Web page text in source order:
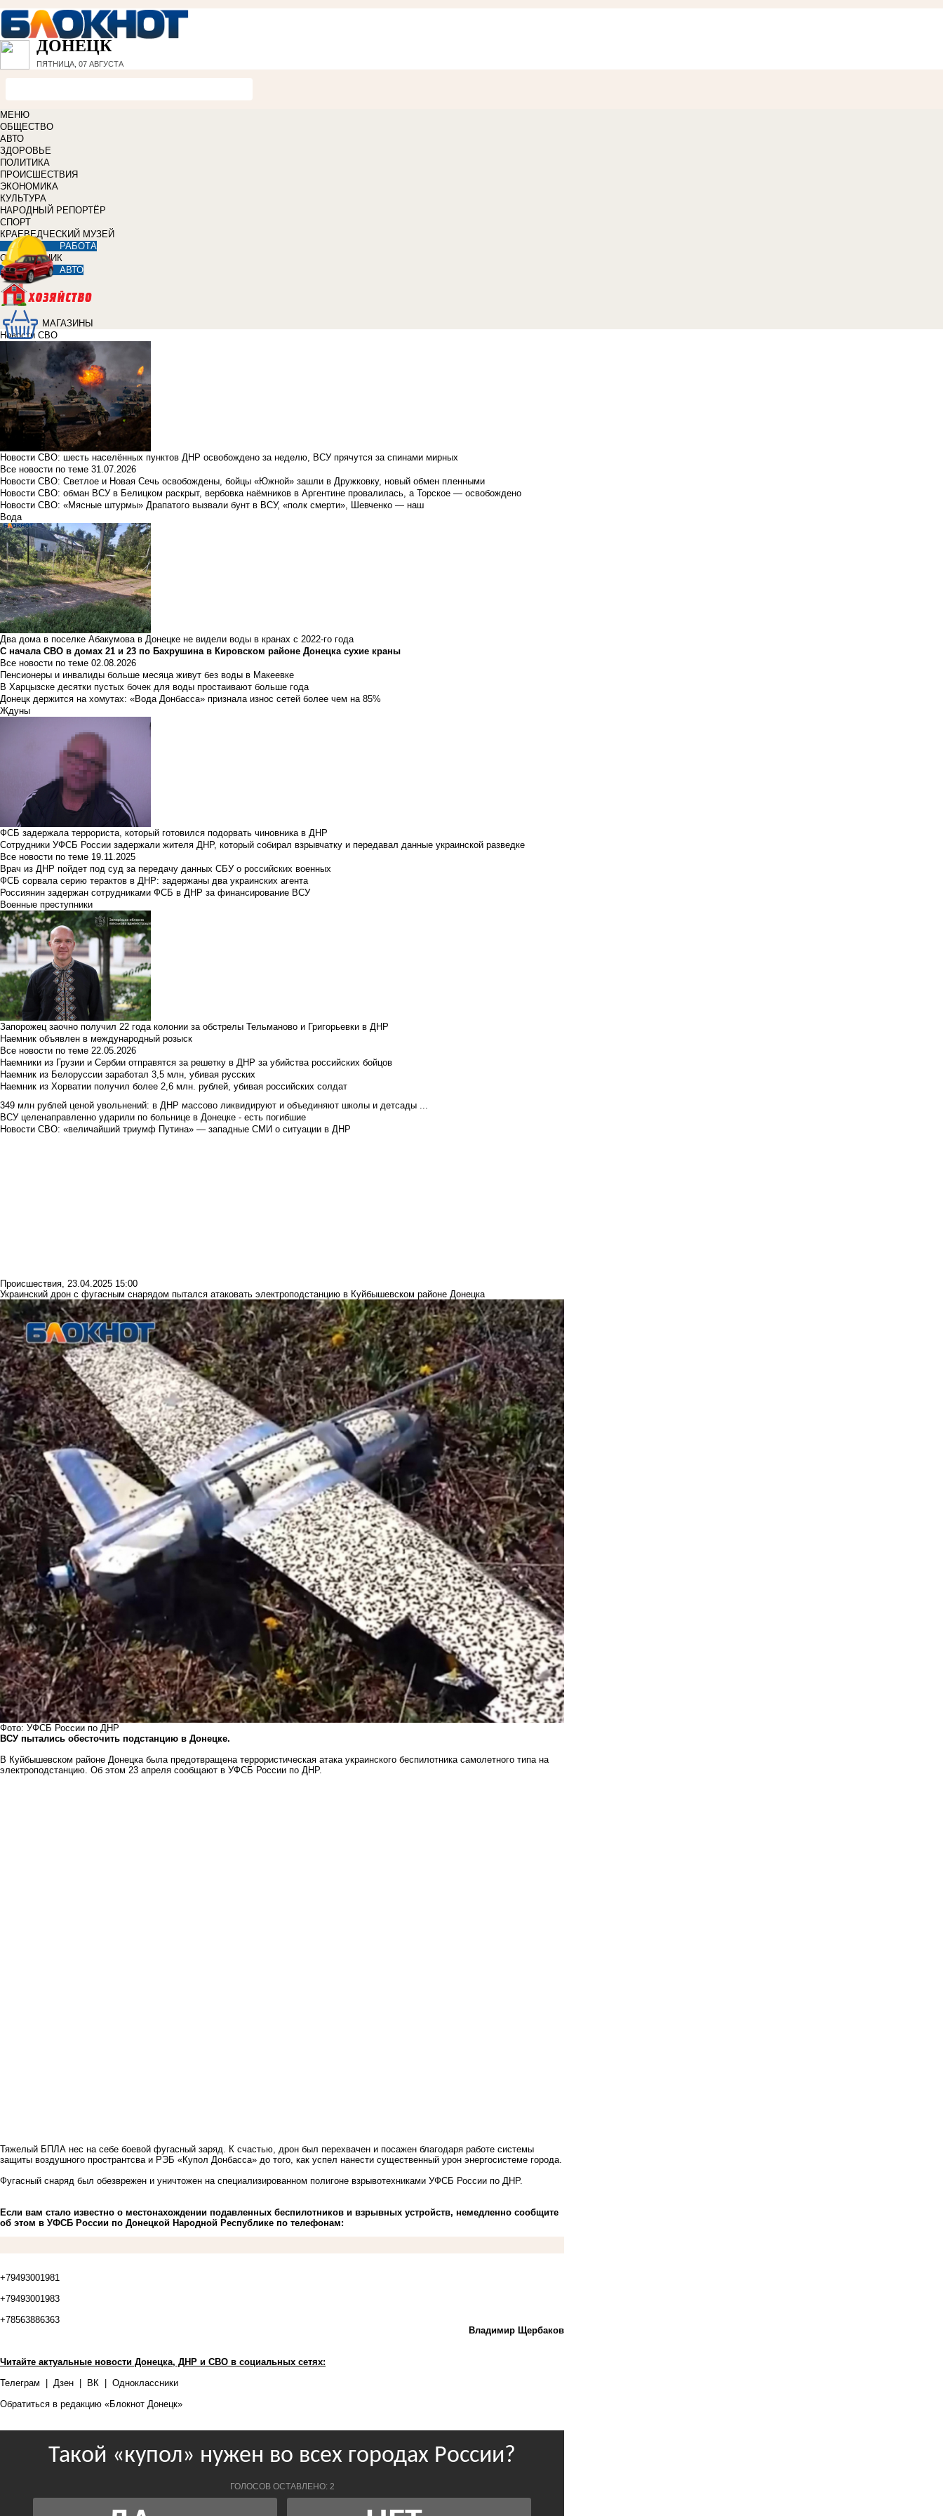
ДОНЕЦК
ПЯТНИЦА, 07 АВГУСТА
МЕНЮ
ОБЩЕСТВО
АВТО
ЗДОРОВЬЕ
ПОЛИТИКА
ПРОИСШЕСТВИЯ
ЭКОНОМИКА
КУЛЬТУРА
НАРОДНЫЙ РЕПОРТЁР
СПОРТ
КРАЕВЕДЧЕСКИЙ МУЗЕЙ
РАБОТА
СПРАВОЧНИК
АВТО
МАГАЗИНЫ
Новости СВО
Новости СВО: шесть населённых пунктов ДНР освобождено за неделю, ВСУ прячутся за спинами мирных
Все новости по теме 31.07.2026
Новости СВО: Светлое и Новая Сечь освобождены, бойцы «Южной» зашли в Дружковку, новый обмен пленными
Новости СВО: обман ВСУ в Белицком раскрыт, вербовка наёмников в Аргентине провалилась, а Торское — освобождено
Новости СВО: «Мясные штурмы» Драпатого вызвали бунт в ВСУ, «полк смерти», Шевченко — наш
Вода
Два дома в поселке Абакумова в Донецке не видели воды в кранах с 2022-го года
С начала СВО в домах 21 и 23 по Бахрушина в Кировском районе Донецка сухие краны
Все новости по теме 02.08.2026
Пенсионеры и инвалиды больше месяца живут без воды в Макеевке
В Харцызске десятки пустых бочек для воды простаивают больше года
Донецк держится на хомутах: «Вода Донбасса» признала износ сетей более чем на 85%
Ждуны
ФСБ задержала террориста, который готовился подорвать чиновника в ДНР
Сотрудники УФСБ России задержали жителя ДНР, который собирал взрывчатку и передавал данные украинской разведке
Все новости по теме 19.11.2025
Врач из ДНР пойдет под суд за передачу данных СБУ о российских военных
ФСБ сорвала серию терактов в ДНР: задержаны два украинских агента
Россиянин задержан сотрудниками ФСБ в ДНР за финансирование ВСУ
Военные преступники
Запорожец заочно получил 22 года колонии за обстрелы Тельманово и Григорьевки в ДНР
Наемник объявлен в международный розыск
Все новости по теме 22.05.2026
Наемники из Грузии и Сербии отправятся за решетку в ДНР за убийства российских бойцов
Наемник из Белоруссии заработал 3,5 млн, убивая русских
Наемник из Хорватии получил более 2,6 млн. рублей, убивая российских солдат
349 млн рублей ценой увольнений: в ДНР массово ликвидируют и объединяют школы и детсады ...
ВСУ целенаправленно ударили по больнице в Донецке - есть погибшие
Новости СВО: «величайший триумф Путина» — западные СМИ о ситуации в ДНР
Происшествия 23.04.2025 15:00
Украинский дрон с фугасным снарядом пытался атаковать электроподстанцию в Куйбышевском районе Донецка
Фото: УФСБ России по ДНР
ВСУ пытались обесточить подстанцию в Донецке.
В Куйбышевском районе Донецка была предотвращена террористическая атака украинского беспилотника самолетного типа на
электроподстанцию. Об этом 23 апреля сообщают в УФСБ России по ДНР.
Тяжелый БПЛА нес на себе боевой фугасный заряд. К счастью, дрон был перехвачен и посажен благодаря работе системы
защиты воздушного пространтсва и РЭБ «Купол Донбасса» до того, как успел нанести существенный урон энергосистеме города.
Фугасный снаряд был обезврежен и уничтожен на специализированном полигоне взрывотехниками УФСБ России по ДНР.
Если вам стало известно о местонахождении подавленных беспилотников и взрывных устройств, немедленно сообщите
об этом в УФСБ России по Донецкой Народной Республике по телефонам:
+79493001981
+79493001983
+78563886363
Владимир Щербаков
Читайте актуальные новости Донецка, ДНР и СВО в социальных сетях:
Телеграм
Дзен ВК
Одноклассники
Обратиться в редакцию «Блокнот Донецк»